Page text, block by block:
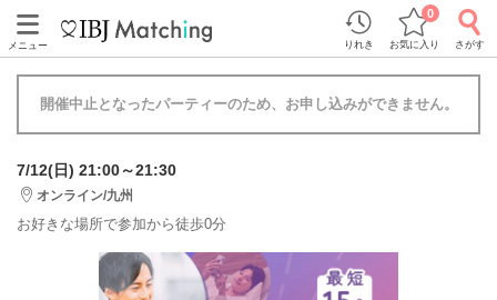
メニュー りれき お気に入り
0
さがす
開催中止となったパーティーのため、お申し込みができません。
7/12(日) 21:00～21:30
オンライン/九州
お好きな場所で参加から徒歩0分